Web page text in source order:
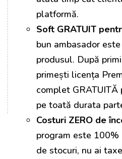
platformă.
Soft GRATUIT
bun ambasador
produsul. După
primești licența
complet
pe toată durata
Costuri ZERO de
program este
de stocuri, nu ai